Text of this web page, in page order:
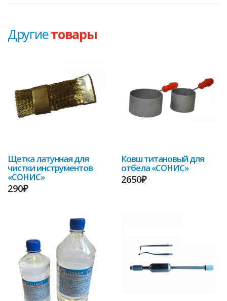
Другиетовары
Щетка латунная для
чистки инструментов
«СОНИС»
290₽
Ковш титановый для
отбела «СОНИС»
2650₽